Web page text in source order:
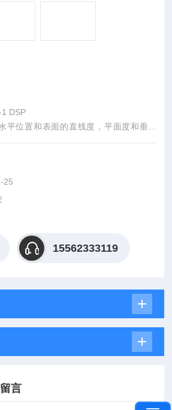
DSP
平位置和表面的直线度，平面度和垂直
据锁存、单位转换等功能。读数直观，准
25
15562333119
言